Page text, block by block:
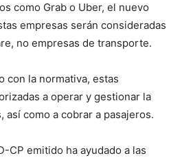
como Grab o Uber, el nuevo
empresas serán consideradas
no empresas de transporte.
con la normativa, estas
a operar y gestionar la
así como a cobrar a pasajeros.
CP emitido ha ayudado a las